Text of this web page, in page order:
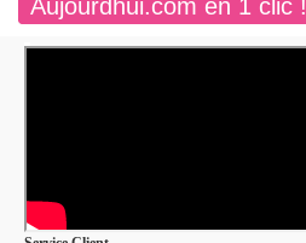
Aujourdhui.com en 1 clic !